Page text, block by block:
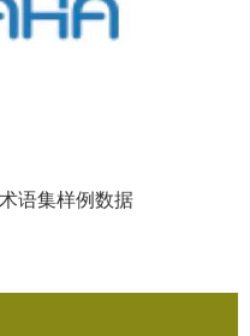
语集样例数据